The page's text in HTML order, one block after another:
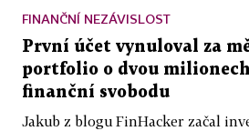
FINANČNÍ NEZÁVISLOST
První účet vynuloval za
portfolio o dvou
finanční svobodu
Jakub z blogu FinHacker začal